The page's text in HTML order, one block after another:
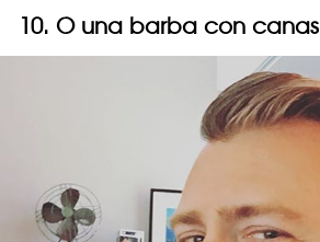
10. O una barba con canas